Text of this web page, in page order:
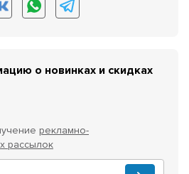
о новинках и скидках
рекламно-
рассылок